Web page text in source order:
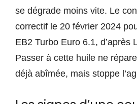
se dégrade moins vite. Le
correctif le 20 février 2024
EB2 Turbo Euro 6.1, d’après
Passer à cette huile ne
déjà abîmée, mais stoppe